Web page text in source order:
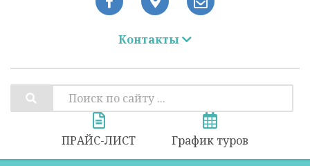
Контакты
ПРАЙС-ЛИСТ График туров